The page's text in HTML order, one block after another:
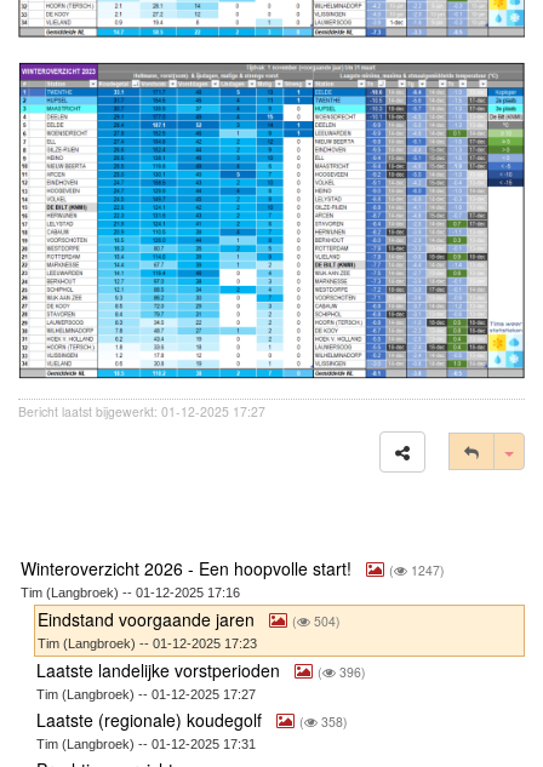
Bericht laatst bijgewerkt: 01-12-2025 17:27
Winteroverzicht 2026 - Een hoopvolle start! ( 1247)
Tim (Langbroek) -- 01-12-2025 17:16
Eindstand voorgaande jaren ( 504)
Tim (Langbroek) -- 01-12-2025 17:23
Laatste landelijke vorstperioden ( 396)
Tim (Langbroek) -- 01-12-2025 17:27
Laatste (regionale) koudegolf ( 358)
Tim (Langbroek) -- 01-12-2025 17:31